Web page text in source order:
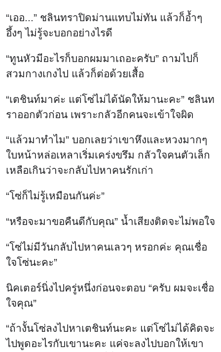
“เออ...” ชลินทราปิดม่านแทบไม่ทัน แล้วก็อ้ำๆ
อึ้งๆ ไม่รู้จะบอกอย่างไรดี
“ทูนหัวมีอะไรก็บอกผมมาเถอะครับ” ถามไปก็
สวมกางเกงไป แล้วก็ต่อด้วยเสื้อ
“เตชินท์มาค่ะ แต่โซ่ไม่ได้นัดให้มานะคะ” ชลินท
ราออกตัวก่อน เพราะกลัวอีกคนจะเข้าใจผิด
“แล้วมาทำไม” บอกเลยว่าเขาหึงและหวงมากๆ
ใบหน้าหล่อเหลาเริ่มเคร่งขรึม กลัวใจคนตัวเล็ก
เหลือเกินว่าจะกลับไปหาคนรักเก่า
“โซ่ก็ไม่รู้เหมือนกันค่ะ”
“หรือจะมาขอคืนดีกับคุณ” น้ำเสียงติดจะไม่พอใจ
“โซ่ไม่มีวันกลับไปหาคนเลวๆ หรอกค่ะ คุณเชื่อ
ใจโซ่นะคะ”
นิคเตอร์นิ่งไปครู่หนึ่งก่อนจะตอบ “ครับ ผมจะเชื่อ
ใจคุณ”
“ถ้างั้นโซ่ลงไปหาเตชินท์นะคะ แต่โซ่ไม่ได้คิดจะ
ไปพูดอะไรกับเขานะคะ แค่จะลงไปบอกให้เขา